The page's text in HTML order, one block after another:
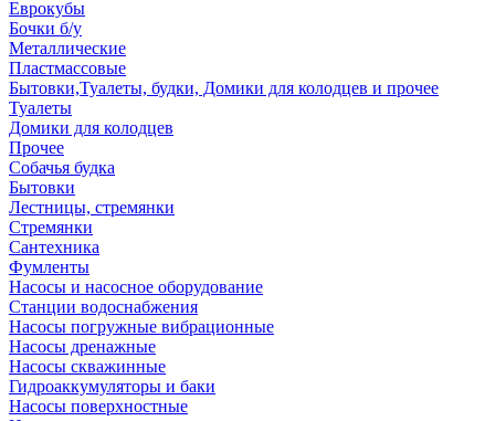
Еврокубы
Бочки б/у
Металлические
Пластмассовые
Бытовки,Туалеты, будки, Домики для колодцев и прочее
Туалеты
Домики для колодцев
Прочее
Собачья будка
Бытовки
Лестницы, стремянки
Стремянки
Сантехника
Фумленты
Насосы и насосное оборудование
Станции водоснабжения
Насосы погружные вибрационные
Насосы дренажные
Насосы скважинные
Гидроаккумуляторы и баки
Насосы поверхностные